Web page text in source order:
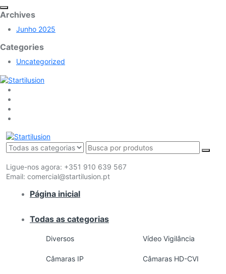
Archives
Junho 2025
Categories
Uncategorized
Ligue-nos agora: +351 910 639 567
Email: comercial@startilusion.pt
Página inicial
Todas as categorias
Diversos Vídeo Vigilância
Câmaras IP Câmaras HD-CVI